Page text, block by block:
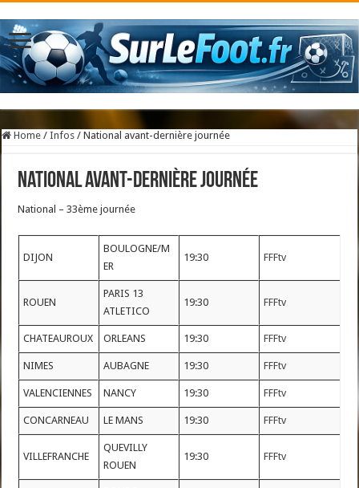
Home / Infos / National avant-dernière journée
National avant-dernière journée
National – 33ème journée
DIJON
BOULOGNE/M
ER
19:30 FFFtv
ROUEN
PARIS 13
ATLETICO
19:30 FFFtv
CHATEAUROUX ORLEANS 19:30 FFFtv
NIMES AUBAGNE 19:30 FFFtv
VALENCIENNES NANCY 19:30 FFFtv
CONCARNEAU LE MANS 19:30 FFFtv
VILLEFRANCHE
QUEVILLY
ROUEN
19:30 FFFtv